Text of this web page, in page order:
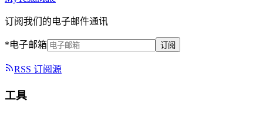
订阅我们的电子邮件通讯
*电子邮箱 订阅
RSS 订阅源
工具